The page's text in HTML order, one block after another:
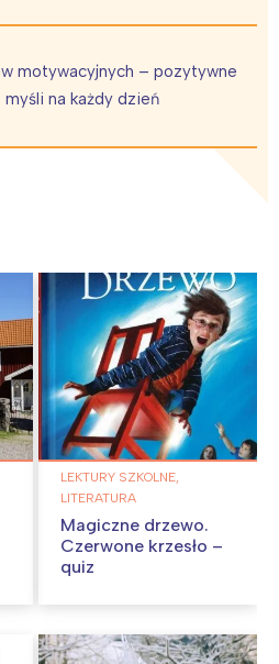
motywacyjnych – pozytywne
myśli na każdy dzień
LEKTURY SZKOLNE,
LITERATURA
Magiczne drzewo.
Czerwone krzesło –
quiz